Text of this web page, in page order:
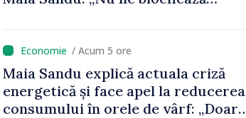
/ Acum 5 ore
Maia Sandu explică actuala criză
energetică și face apel la reducerea
consumului în orele de vârf: „Doar